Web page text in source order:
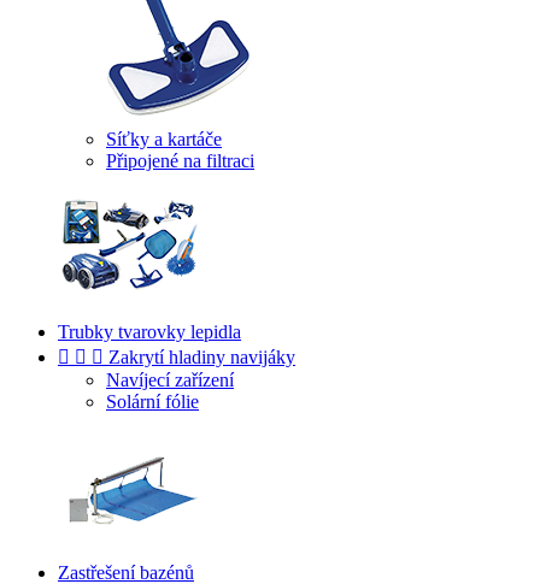
Síťky a kartáče
Připojené na filtraci
Trubky tvarovky lepidla
   Zakrytí hladiny navijáky
Navíjecí zařízení
Solární fólie
Zastřešení bazénů